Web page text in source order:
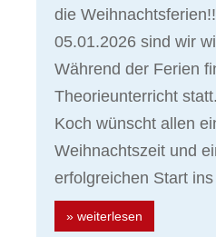
die
05.01.2026 sind wir
Während der Ferien
Theorieunterricht
Koch wünscht allen
Weihnachtszeit und
erfolgreichen Start
» weiterlesen